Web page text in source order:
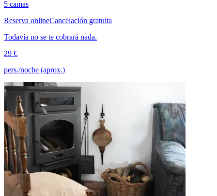
5 camas
Reserva onlineCancelación gratuita
Todavía no se te cobrará nada.
29 €
pers./noche (aprox.)